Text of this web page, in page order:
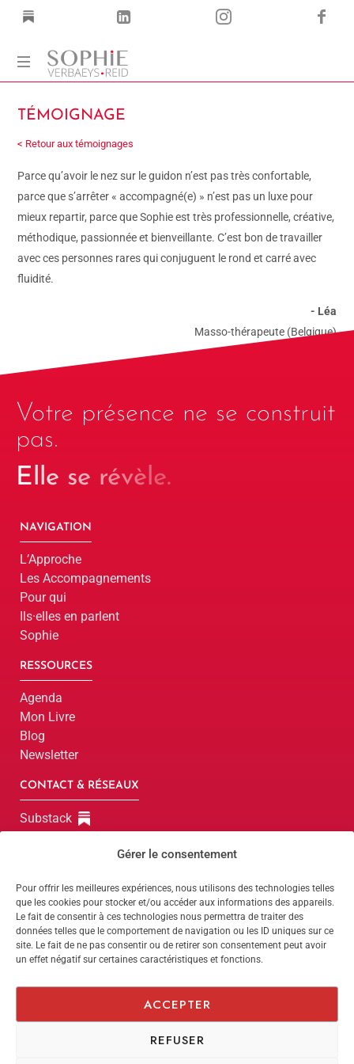
Gérer le consentement
Pour offrir les meilleures expériences, nous utilisons des technologies telles
que les cookies pour stocker et/ou accéder aux informations des appareils.
Le fait de consentir à ces technologies nous permettra de traiter des
données telles que le comportement de navigation ou les ID uniques sur ce
site. Le fait de ne pas consentir ou de retirer son consentement peut avoir
un effet négatif sur certaines caractéristiques et fonctions.
ACCEPTER
REFUSER
Corps
Voix
Mots
TÉMOIGNAGE
< Retour aux témoignages
Parce qu’avoir le nez sur le guidon n’est pas très confortable,
parce que s’arrêter « accompagné(e) » n’est pas un luxe pour
mieux repartir, parce que Sophie est très professionnelle, créative,
méthodique, passionnée et bienveillante. C’est bon de travailler
avec ces personnes rares qui conjuguent le rond et carré avec
fluidité.
- Léa
Masso-thérapeute (Belgique)
Votre présence ne se construit
pas.
Elle se révèle.
NAVIGATION
L’Approche
Les Accompagnements
Pour qui
Ils·elles en parlent
Sophie
RESSOURCES
Agenda
Mon Livre
Blog
Newsletter
CONTACT & RÉSEAUX
Substack
Parlons-en !
Parlons-en !
Dimitri
Politique de confidentialité